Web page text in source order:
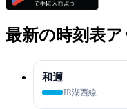
最新の時刻表
和邇
JR湖西線